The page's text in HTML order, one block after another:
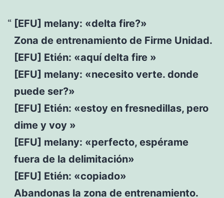
[EFU] melany: «delta fire?»
Zona de entrenamiento de Firme Unidad.
[EFU] Etién: «aquí delta fire »
[EFU] melany: «necesito verte. donde
puede ser?»
[EFU] Etién: «estoy en fresnedillas, pero
dime y voy »
[EFU] melany: «perfecto, espérame
fuera de la delimitación»
[EFU] Etién: «copiado»
Abandonas la zona de entrenamiento.